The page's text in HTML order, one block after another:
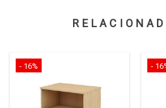
- 16% -